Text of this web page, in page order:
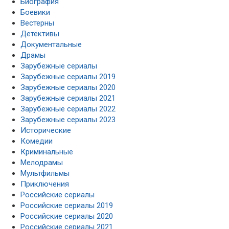
Боевики
Вестерны
Детективы
Документальные
Драмы
Зарубежные сериалы
Зарубежные сериалы 2019
Зарубежные сериалы 2020
Зарубежные сериалы 2021
Зарубежные сериалы 2022
Зарубежные сериалы 2023
Исторические
Комедии
Криминальные
Мелодрамы
Мультфильмы
Приключения
Российские сериалы
Российские сериалы 2019
Российские сериалы 2020
Российские сериалы 2021